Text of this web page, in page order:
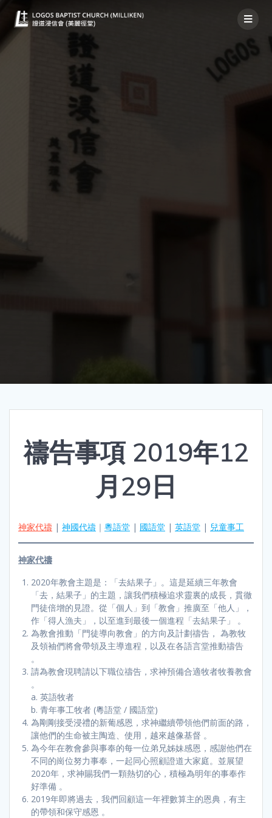
禱告事項 2019年12
月29日
神家代禱 | 神國代禱 ｜ 粵語堂 | 國語堂 | 英語堂 | 兒童事工
神家代禱
2020年教會主題是：「去結果子」。這是延續三年教會
「去，結果子」的主題，讓我們積極追求靈裏的成長，貫徹
門徒倍增的見證。從「個人」到「教會」推廣至「他人」，
作「得人漁夫」，以至進到最後一個進程「去結果子」 。
為教會推動「門徒導向教會」的方向及計劃禱告， 為教牧
及領袖們將會帶領及主導進程，以及在各語言堂推動禱告
。
請為教會現聘請以下職位禱告，求神預備合適牧者牧養教會
。
a. 英語牧者
b. 青年事工牧者 (粵語堂 / 國語堂)
為剛剛接受浸禮的新葡感恩，求神繼續帶領他們前面的路，
讓他們的生命被主陶造、使用，越來越像基督 。
為今年在教會參與事奉的每一位弟兄姊妹感恩，感謝他們在
不同的崗位努力事奉，一起同心照顧證道大家庭。並展望
2020年，求神賜我們一顆熱切的心，積極為明年的事奉作
好準備 。
2019年即將過去，我們回顧這一年裡數算主的恩典，有主
的帶領和保守感恩 。